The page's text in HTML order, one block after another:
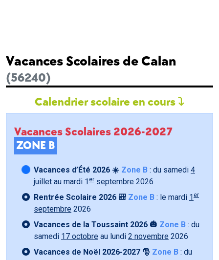
Vacances Scolaires de Calan
(56240)
Calendrier scolaire en cours
Vacances Scolaires 2026-2027
ZONE B
Vacances d’Été 2026 ☀️ Zone B : du samedi 4
juillet au mardi 1 er septembre 2026
Rentrée Scolaire 2026 🎒 Zone B : le mardi 1 er
septembre 2026
Vacances de la Toussaint 2026 🎃 Zone B : du
samedi 17 octobre au lundi 2 novembre 2026
Vacances de Noël 2026-2027 🎅 Zone B : du